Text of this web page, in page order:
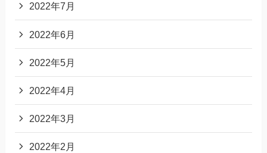
2022年7月
2022年6月
2022年5月
2022年4月
2022年3月
2022年2月